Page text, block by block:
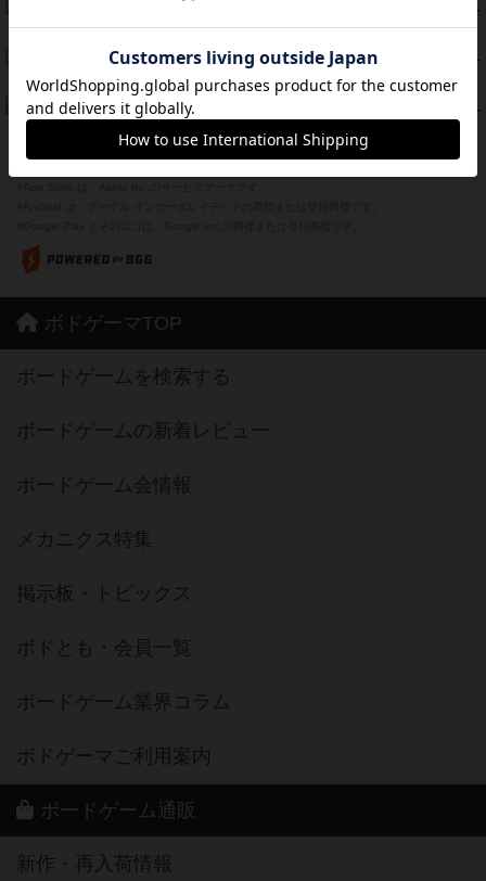
PT
PT
Bitter End ブタペスト救出作戦
PT
ドコジャン
ボドゲーマTOP
ボードゲームを検索する
ボードゲームの新着レビュー
ボードゲーム会情報
メカニクス特集
掲示板・トピックス
ボドとも・会員一覧
ボードゲーム業界コラム
ボドゲーマご利用案内
ボードゲーム通販
新作・再入荷情報